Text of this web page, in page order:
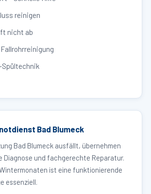
reinigen
nicht ab
Spültechnik
Bad Blumeck
Bad Blumeck ausfällt, übernehmen
Diagnose und fachgerechte Reparatur.
ist eine funktionierende
essenziell.